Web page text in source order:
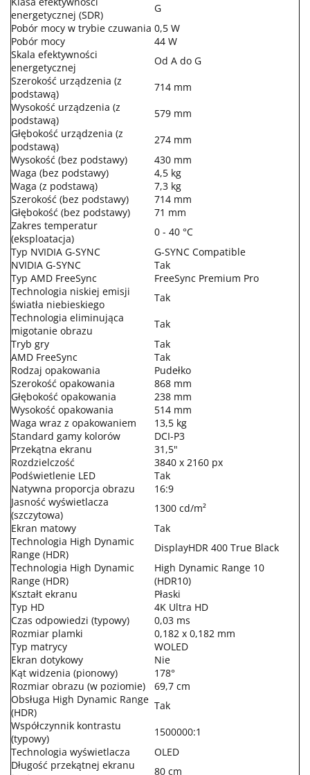
energetycznej (SDR)
G
Pobór mocy w trybie czuwania 0,5 W
Pobór mocy
44 W
Skala efektywności
energetycznej
Od A do G
Szerokość urządzenia (z
podstawą)
714 mm
Wysokość urządzenia (z
podstawą)
579 mm
Głębokość urządzenia (z
podstawą)
274 mm
Wysokość (bez podstawy)
430 mm
Waga (bez podstawy)
4,5 kg
Waga (z podstawą)
7,3 kg
Szerokość (bez podstawy)
714 mm
Głębokość (bez podstawy)
71 mm
Zakres temperatur
(eksploatacja)
0 - 40 °C
Typ NVIDIA G-SYNC
G-SYNC Compatible
NVIDIA G-SYNC
Tak
Typ AMD FreeSync
FreeSync Premium Pro
Technologia niskiej emisji
światła niebieskiego
Tak
Technologia eliminująca
migotanie obrazu
Tak
Tryb gry
Tak
AMD FreeSync
Tak
Rodzaj opakowania
Pudełko
Szerokość opakowania
868 mm
Głębokość opakowania
238 mm
Wysokość opakowania
514 mm
Waga wraz z opakowaniem
13,5 kg
Standard gamy kolorów
DCI-P3
Przekątna ekranu
31,5"
Rozdzielczość
3840 x 2160 px
Podświetlenie LED
Tak
Natywna proporcja obrazu
16:9
Jasność wyświetlacza
(szczytowa)
1300 cd/m²
Ekran matowy
Tak
Technologia High Dynamic
Range (HDR)
DisplayHDR 400 True Black
Technologia High Dynamic
Range (HDR)
High Dynamic Range 10
(HDR10)
Kształt ekranu
Płaski
Typ HD
4K Ultra HD
Czas odpowiedzi (typowy)
0,03 ms
Rozmiar plamki
0,182 x 0,182 mm
Typ matrycy
WOLED
Ekran dotykowy
Nie
Kąt widzenia (pionowy)
178°
Rozmiar obrazu (w poziomie)
69,7 cm
Obsługa High Dynamic Range
(HDR)
Tak
Współczynnik kontrastu
(typowy)
1500000:1
Technologia wyświetlacza
OLED
Długość przekątnej ekranu
80 cm